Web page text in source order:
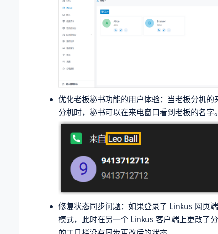
优化老板秘书功能的用户体验：当老板分机的
分机时，秘书可以在来电窗口看到老板的名字
修复状态同步问题：如果登录了 Linkus 网页
模式，此时在另一个 Linkus 客户端上更改了